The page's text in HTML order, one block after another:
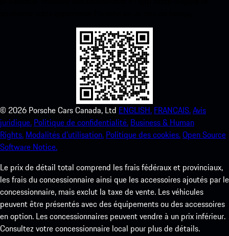
© 2026 Porsche Cars Canada, Ltd ENGLISH. FRANCAIS.Avis
juridique. Politique de confidentialité. Business & Human
Rights. Modalités d’utilisation. Politique des cookies.Open Source
Software Notice.
Le prix de détail total comprend les frais fédéraux et provinciaux,
les frais du concessionnaire ainsi que les accessoires ajoutés par le
concessionnaire, mais exclut la taxe de vente. Les véhicules
peuvent être présentés avec des équipements ou des accessoires
en option. Les concessionnaires peuvent vendre à un prix inférieur.
Consultez votre concessionnaire local pour plus de détails.